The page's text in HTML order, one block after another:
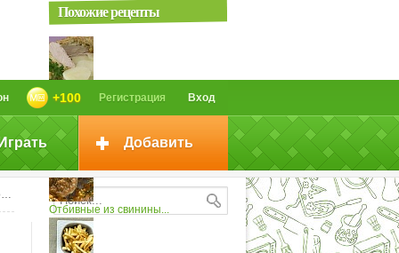
Вход
Регистрация
+100
Добавить
Похожие рецепты
Лосось с двумя соусами
Отбивные из свинины...